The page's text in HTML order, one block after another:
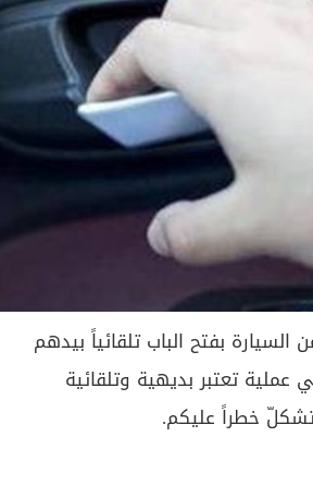
بفتح الباب تلقائياً بيدهم
عملية تعتبر بديهية وتلقائية
خطراً عليكم.